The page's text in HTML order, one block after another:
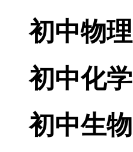
初中物理
初中化学
初中生物